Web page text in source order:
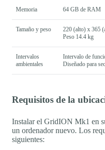
Memoria 64 GB de RAM
Tamaño y peso
220 (alto) x 365
Peso 14.4 kg
Intervalos
ambientales
Intervalo de
Diseñado para
Requisitos de la
Instalar el GridION Mk1 en
un ordenador nuevo. Los
siguientes: